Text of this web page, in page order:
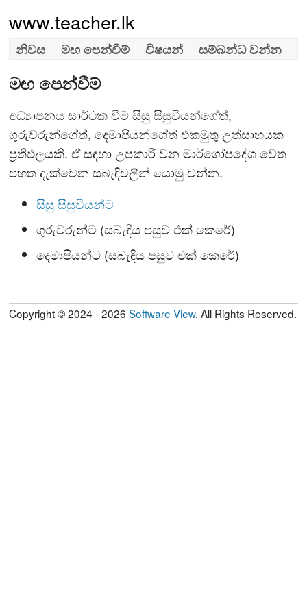
www.teacher.lk
නිවස මඟ පෙන්වීම් විෂයන් සම්බන්ධ වන්න
මඟ පෙන්වීම්
අධ්‍යාපනය සාර්ථක වීම සිසු සිසුවියන්ගේත්,
ගුරුවරුන්ගේත්, දෙමාපියන්ගේත් එකමුතු උත්සාහයක
ප්‍රතිඵලයකි. ඒ සඳහා උපකාරී වන මාර්ගෝපදේශ වෙත
පහත දැක්වෙන සබැඳිවලින් යොමු වන්න.
සිසු සිසුවියන්ට
ගුරුවරුන්ට (සබැඳිය පසුව එක් කෙරේ)
දෙමාපියන්ට (සබැඳිය පසුව එක් කෙරේ)
Copyright © 2024 - 2026 Software View. All Rights Reserved.